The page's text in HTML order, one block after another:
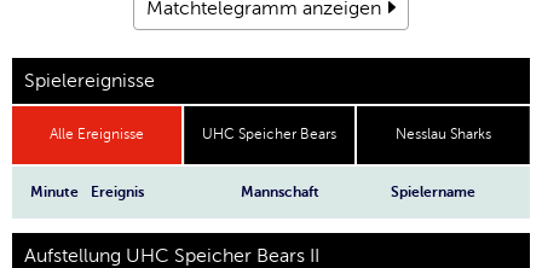
Matchtelegramm anzeigen
Spielereignisse
Alle Ereignisse UHC Speicher Bears Nesslau Sharks
Minute Ereignis Mannschaft Spielername
Aufstellung UHC Speicher Bears II